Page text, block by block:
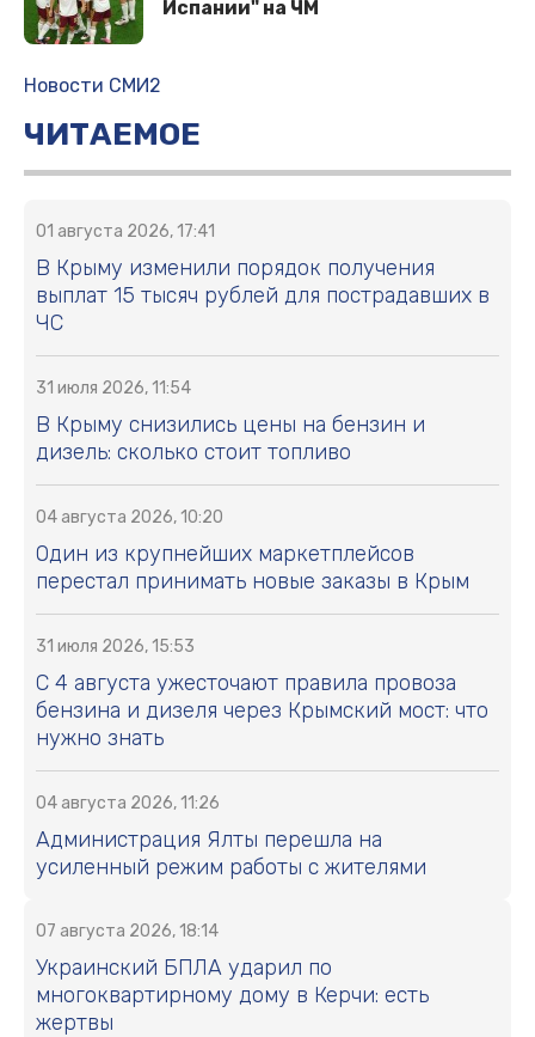
Испании" на ЧМ
Новости СМИ2
ЧИТАЕМОЕ
01 августа 2026, 17:41
В Крыму изменили порядок получения
выплат 15 тысяч рублей для пострадавших в
ЧС
31 июля 2026, 11:54
В Крыму снизились цены на бензин и
дизель: сколько стоит топливо
04 августа 2026, 10:20
Один из крупнейших маркетплейсов
перестал принимать новые заказы в Крым
31 июля 2026, 15:53
С 4 августа ужесточают правила провоза
бензина и дизеля через Крымский мост: что
нужно знать
04 августа 2026, 11:26
Администрация Ялты перешла на
усиленный режим работы с жителями
07 августа 2026, 18:14
Украинский БПЛА ударил по
многоквартирному дому в Керчи: есть
жертвы